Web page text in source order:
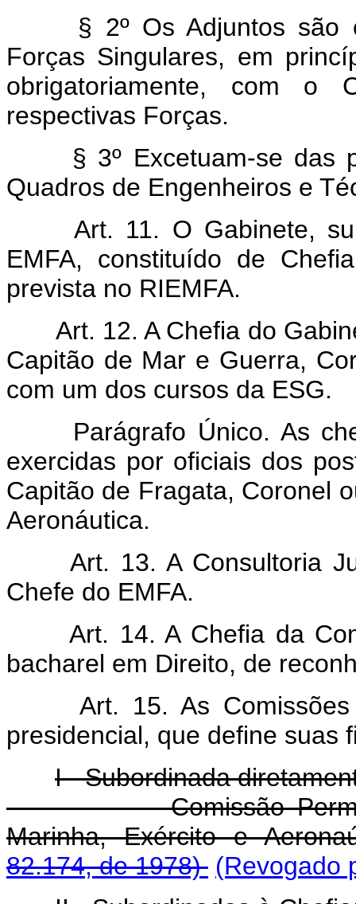
§ 2º Os Adjuntos são
Forças Singulares, em
obrigatoriamente, com o
respectivas Forças.
§ 3º Excetuam-se das
Quadros de Engenheiros e
Art. 11. O Gabinete,
EMFA, constituído de
prevista no RIEMFA.
Art. 12. A Chefia do
Capitão de Mar e Guerra,
com um dos cursos da ESG.
Parágrafo Único. As
exercidas por oficiais dos
Capitão de Fragata, Coronel
Aeronáutica.
Art. 13. A Consultoria
Chefe do EMFA.
Art. 14. A Chefia da
bacharel em Direito, de
Art. 15. As Comissões
presidencial, que define suas
I - Subordinada
-Comissão
Marinha, Exército e
82.174, de 1978) (Revogado